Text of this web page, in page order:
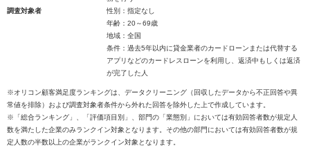
調査対象者
性別：指定なし
年齢：20～69歳
地域：全国
条件：過去5年以内に貸金業者のカードローンまたは代替する
アプリなどのカードレスローンを利用し、返済中もしくは返済
が完了した人
※オリコン顧客満足度ランキングは、データクリーニング（回収したデータから不正回答や異
常値を排除）および調査対象者条件から外れた回答を除外した上で作成しています。
※「総合ランキング」、「評価項目別」、部門の「業態別」においては有効回答者数が規定人
数を満たした企業のみランクイン対象となります。その他の部門においては有効回答者数が規
定人数の半数以上の企業がランクイン対象となります。